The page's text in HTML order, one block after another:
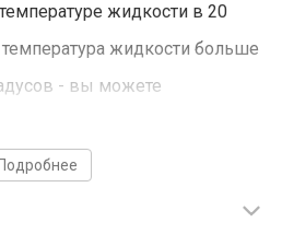
жидкости в 20
жидкости больше
- вы можете
ареометра АСП-1,
Подробнее